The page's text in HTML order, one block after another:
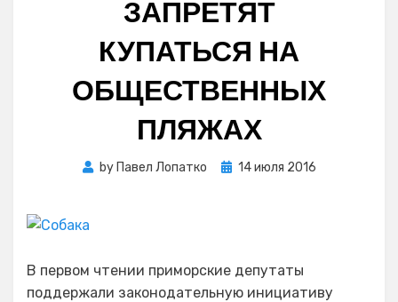
ЗАПРЕТЯТ
КУПАТЬСЯ НА
ОБЩЕСТВЕННЫХ
ПЛЯЖАХ
by Павел Лопатко
Posted
14 июля 2016
В первом чтении приморские депутаты
поддержали законодательную инициативу